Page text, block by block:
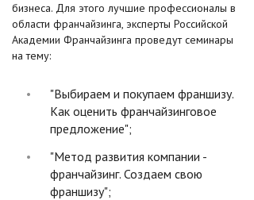
бизнеса. Для этого лучшие профессионалы в
области франчайзинга, эксперты Российской
Академии Франчайзинга проведут семинары
на тему:
"Выбираем и покупаем франшизу.
Как оценить франчайзинговое
предложение";
"Метод развития компании -
франчайзинг. Создаем свою
франшизу";